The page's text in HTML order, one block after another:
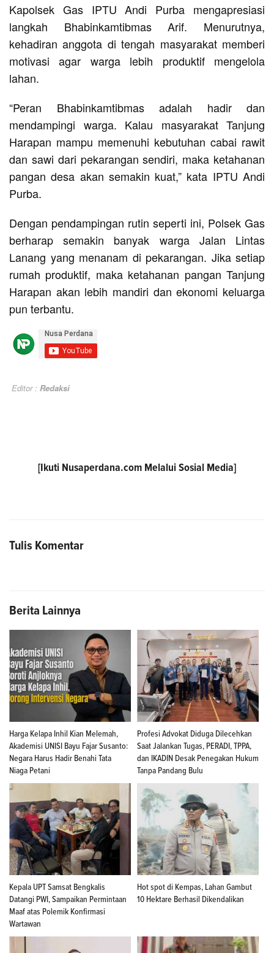
Kapolsek Gas IPTU Andi Purba mengapresiasi
langkah Bhabinkamtibmas Arif. Menurutnya,
kehadiran anggota di tengah masyarakat memberi
motivasi agar warga lebih produktif mengelola
lahan.
“Peran Bhabinkamtibmas adalah hadir dan
mendampingi warga. Kalau masyarakat Tanjung
Harapan mampu memenuhi kebutuhan cabai rawit
dan sawi dari pekarangan sendiri, maka ketahanan
pangan desa akan semakin kuat,” kata IPTU Andi
Purba.
Dengan pendampingan rutin seperti ini, Polsek Gas
berharap semakin banyak warga Jalan Lintas
Lanang yang menanam di pekarangan. Jika setiap
rumah produktif, maka ketahanan pangan Tanjung
Harapan akan lebih mandiri dan ekonomi keluarga
pun terbantu.
Editor : Redaksi
[Ikuti Nusaperdana.com Melalui Sosial Media]
Tulis Komentar
Berita Lainnya
Harga Kelapa Inhil Kian Melemah,
Akademisi UNISI Bayu Fajar Susanto:
Negara Harus Hadir Benahi Tata
Niaga Petani
Profesi Advokat Diduga Dilecehkan
Saat Jalankan Tugas, PERADI, TPPA,
dan IKADIN Desak Penegakan Hukum
Tanpa Pandang Bulu
Kepala UPT Samsat Bengkalis
Datangi PWI, Sampaikan Permintaan
Maaf atas Polemik Konfirmasi
Wartawan
Hot spot di Kempas, Lahan Gambut
10 Hektare Berhasil Dikendalikan